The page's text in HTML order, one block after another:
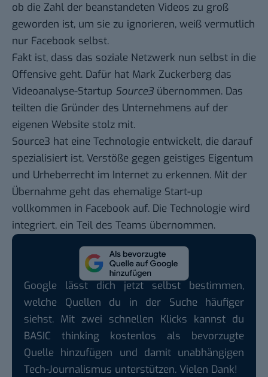
ob die Zahl der beanstandeten Videos zu groß
geworden ist, um sie zu ignorieren, weiß vermutlich
nur Facebook selbst.
Fakt ist, dass das soziale Netzwerk nun selbst in die
Offensive geht. Dafür hat Mark Zuckerberg das
Videoanalyse-Startup Source3 übernommen. Das
teilten die Gründer des Unternehmens auf der
eigenen Website stolz mit.
Source3 hat eine Technologie entwickelt, die darauf
spezialisiert ist, Verstöße gegen geistiges Eigentum
und Urheberrecht im Internet zu erkennen. Mit der
Übernahme geht das ehemalige Start-up
vollkommen in Facebook auf. Die Technologie wird
integriert, ein Teil des Teams übernommen.
Google lässt dich jetzt selbst bestimmen,
welche Quellen du in der Suche häufiger
siehst. Mit zwei schnellen Klicks kannst du
BASIC thinking kostenlos als bevorzugte
Quelle hinzufügen und damit unabhängigen
Tech-Journalismus unterstützen. Vielen Dank!